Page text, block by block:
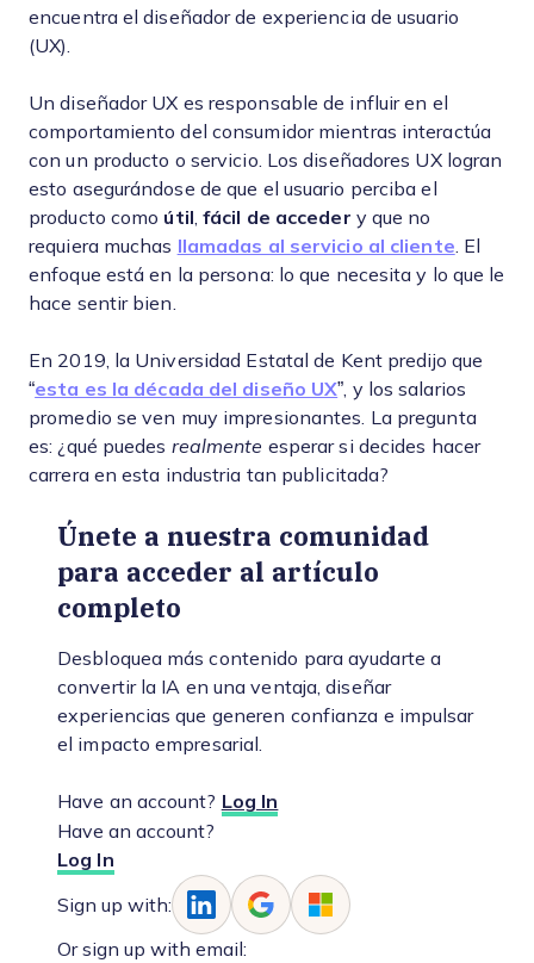
encuentra el diseñador de experiencia de usuario
(UX).
Un diseñador UX es responsable de influir en el
comportamiento del consumidor mientras interactúa
con un producto o servicio. Los diseñadores UX logran
esto asegurándose de que el usuario perciba el
producto como útil ,fácil de acceder y que no
requiera muchas llamadas al servicio al cliente . El
enfoque está en la persona: lo que necesita y lo que le
hace sentir bien.
En 2019, la Universidad Estatal de Kent predijo que
“esta es la década del diseño UX”, y los salarios
promedio se ven muy impresionantes. La pregunta
es: ¿qué puedes realmente esperar si decides hacer
carrera en esta industria tan publicitada?
Únete a nuestra comunidad
para acceder al artículo
completo
Desbloquea más contenido para ayudarte a
convertir la IA en una ventaja, diseñar
experiencias que generen confianza e impulsar
el impacto empresarial.
Have an account? Log In
Have an account?
Log In
Sign up with:
Or sign up with email: